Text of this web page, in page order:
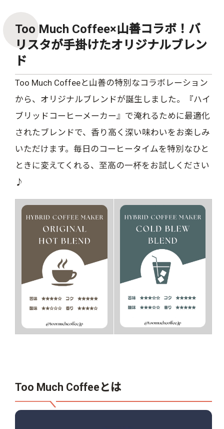
Too Much Coffee×山善コラボ！バ
リスタが手掛けたオリジナルブレン
ド
Too Much Coffeeと山善の特別なコラボレーション
から、オリジナルブレンドが誕生しました。『ハイ
ブリッドコーヒーメーカー』で淹れるために最適化
されたブレンドで、香り高く深い味わいをお楽しみ
いただけます。毎日のコーヒータイムを特別なひと
ときに変えてくれる、至高の一杯をお試しください
♪
Too Much Coffeeとは